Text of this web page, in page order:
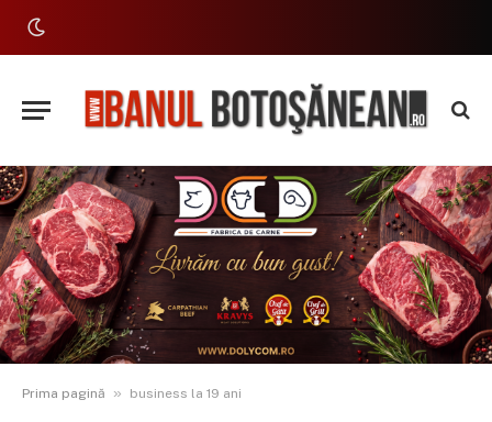
Prima pagină » business la 19 ani